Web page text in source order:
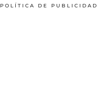
POLÍTICA DE